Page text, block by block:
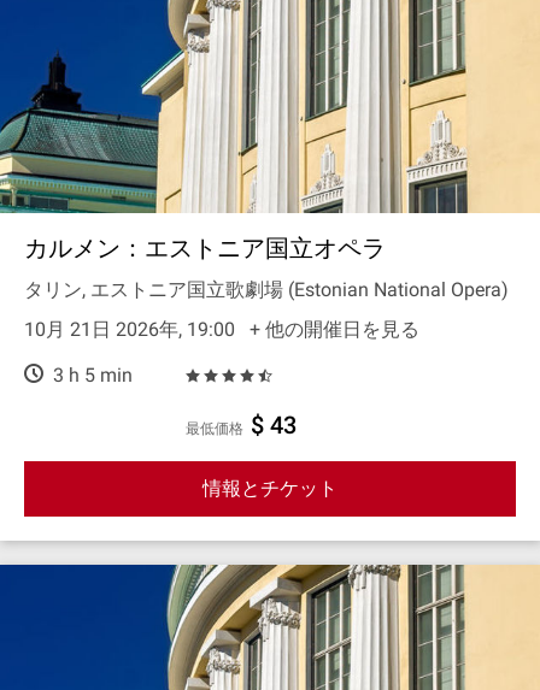
カルメン：エストニア国立オペラ
タリン, エストニア国立歌劇場 (Estonian National Opera)
10月 21日 2026年, 19:00
+ 他の開催日を見る
3 h 5 min
最低価格 $ 43
情報とチケット